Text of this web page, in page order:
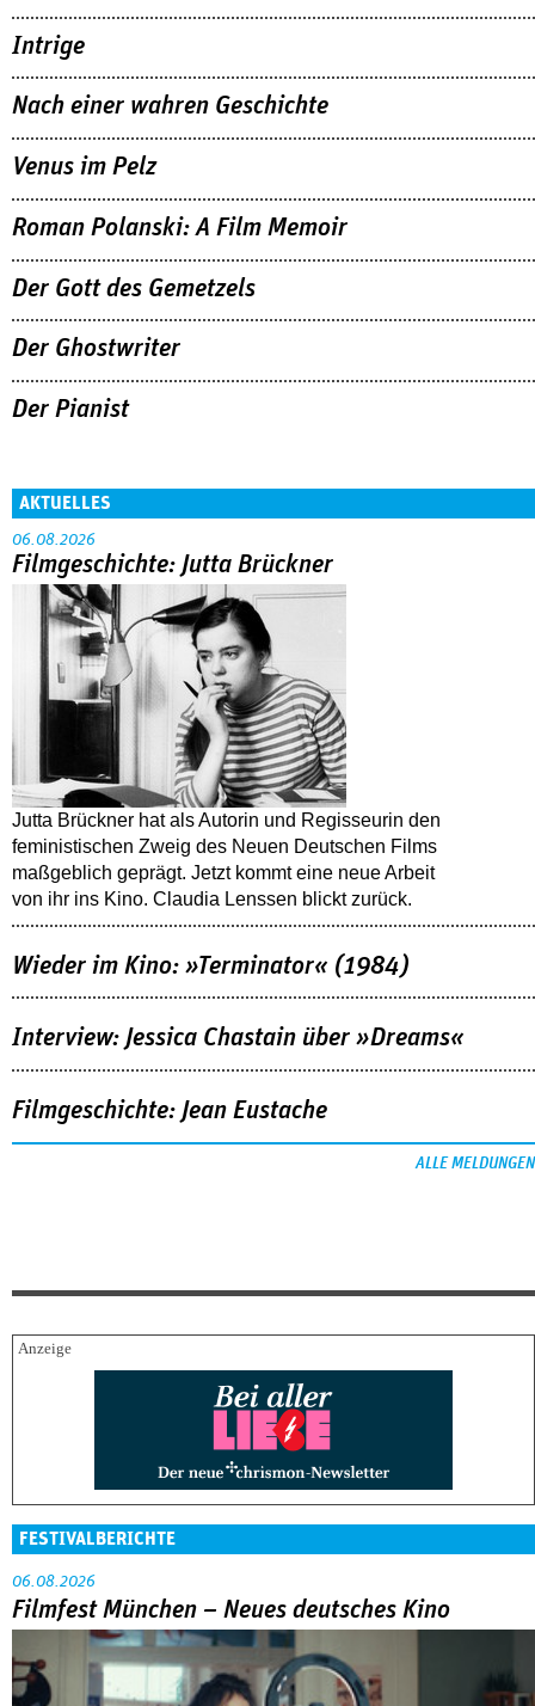
Intrige
Nach einer wahren Geschichte
Venus im Pelz
Roman Polanski: A Film Memoir
Der Gott des Gemetzels
Der Ghostwriter
Der Pianist
AKTUELLES
06.08.2026
Filmgeschichte: Jutta Brückner
Jutta Brückner hat als Autorin und Regisseurin den
feministischen Zweig des Neuen Deutschen Films
maßgeblich geprägt. Jetzt kommt eine neue Arbeit
von ihr ins Kino. Claudia Lenssen blickt zurück.
Wieder im Kino: »Terminator« (1984)
Interview: Jessica Chastain über »Dreams«
Filmgeschichte: Jean Eustache
ALLE MELDUNGEN
FESTIVALBERICHTE
06.08.2026
Filmfest München – Neues deutsches Kino